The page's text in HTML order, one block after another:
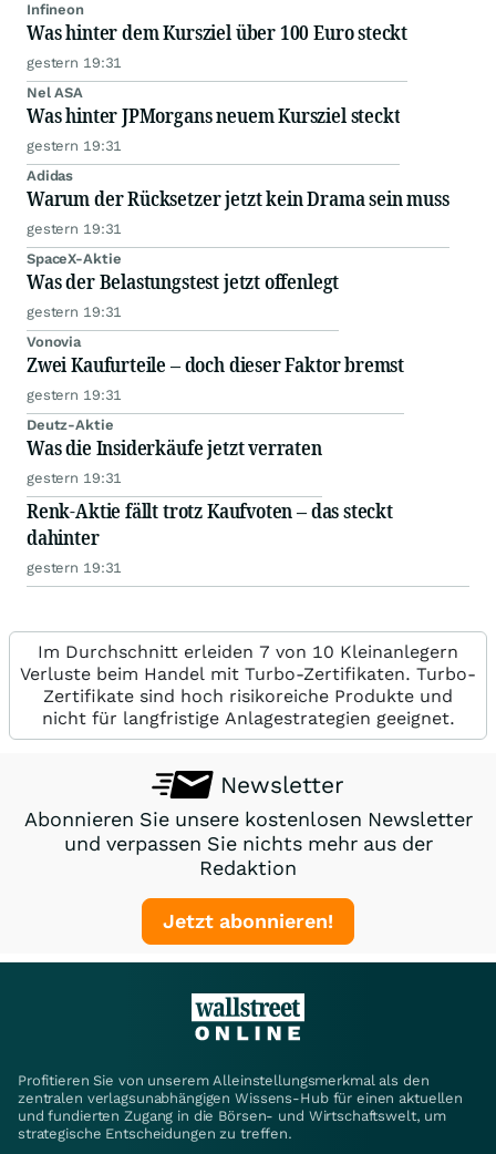
Infineon
Was hinter dem Kursziel über 100 Euro steckt
gestern 19:31
Nel ASA
Was hinter JPMorgans neuem Kursziel steckt
gestern 19:31
Adidas
Warum der Rücksetzer jetzt kein Drama sein muss
gestern 19:31
SpaceX-Aktie
Was der Belastungstest jetzt offenlegt
gestern 19:31
Vonovia
Zwei Kaufurteile – doch dieser Faktor bremst
gestern 19:31
Deutz-Aktie
Was die Insiderkäufe jetzt verraten
gestern 19:31
Renk-Aktie fällt trotz Kaufvoten – das steckt
dahinter
gestern 19:31
Im Durchschnitt erleiden 7 von 10 Kleinanlegern
Verluste beim Handel mit Turbo-Zertifikaten. Turbo-
Zertifikate sind hoch risikoreiche Produkte und
nicht für langfristige Anlagestrategien geeignet.
Newsletter
Abonnieren Sie unsere kostenlosen Newsletter
und verpassen Sie nichts mehr aus der
Redaktion
Jetzt abonnieren!
Profitieren Sie von unserem Alleinstellungsmerkmal als den
zentralen verlagsunabhängigen Wissens-Hub für einen aktuellen
und fundierten Zugang in die Börsen- und Wirtschaftswelt, um
strategische Entscheidungen zu treffen.